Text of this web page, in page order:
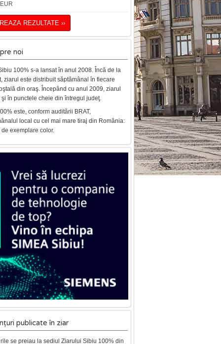
EUR
REZULTATE ››
noi
100% s-a lansat în anul 2008. Încă de la
ziarul este distribuit săptămânal în fiecare
din oraş. Începând cu anul 2009, ziarul
în punctele cheie din întregul judeţ.
este, conform auditării BRAT,
local cu cel mai mare tiraj din România:
exemplare color.
publicate în ziar
se preiau la sediul Ziarului Sibiu 100% din